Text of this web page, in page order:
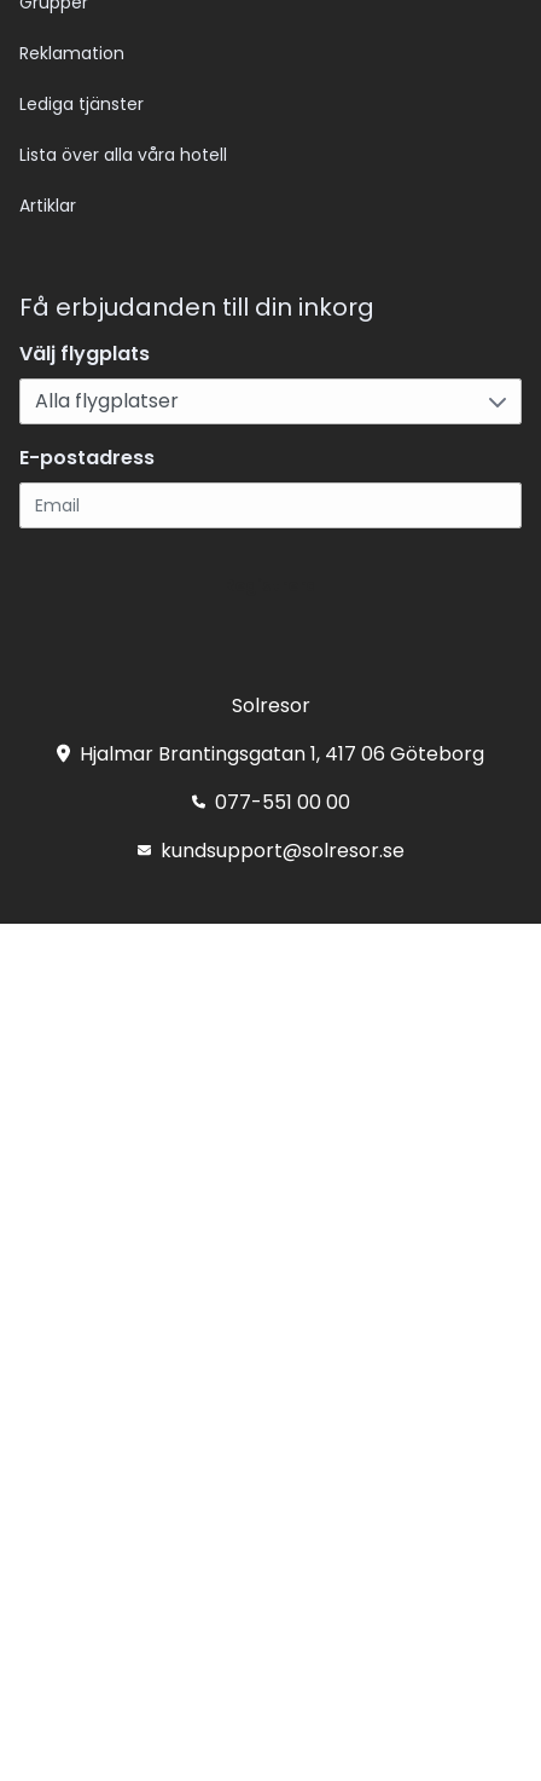
Reklamation
Lediga tjänster
Lista över alla våra hotell
Artiklar
Få erbjudanden till din inkorg
Välj flygplats
E-postadress
Solresor
Hjalmar Brantingsgatan 1, 417 06 Göteborg
077-551 00 00
kundsupport@solresor.se